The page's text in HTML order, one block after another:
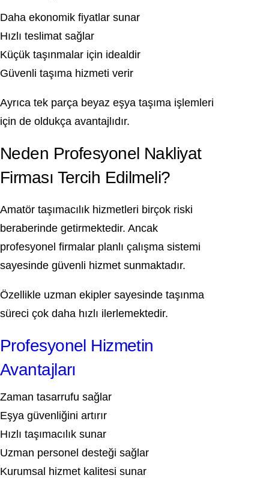
Daha ekonomik fiyatlar sunar
Hızlı teslimat sağlar
Küçük taşınmalar için idealdir
Güvenli taşıma hizmeti verir
Ayrıca tek parça beyaz eşya taşıma işlemleri
için de oldukça avantajlıdır.
Neden Profesyonel Nakliyat
Firması Tercih Edilmeli?
Amatör taşımacılık hizmetleri birçok riski
beraberinde getirmektedir. Ancak
profesyonel firmalar planlı çalışma sistemi
sayesinde güvenli hizmet sunmaktadır.
Özellikle uzman ekipler sayesinde taşınma
süreci çok daha hızlı ilerlemektedir.
Profesyonel Hizmetin
Avantajları
Zaman tasarrufu sağlar
Eşya güvenliğini artırır
Hızlı taşımacılık sunar
Uzman personel desteği sağlar
Kurumsal hizmet kalitesi sunar